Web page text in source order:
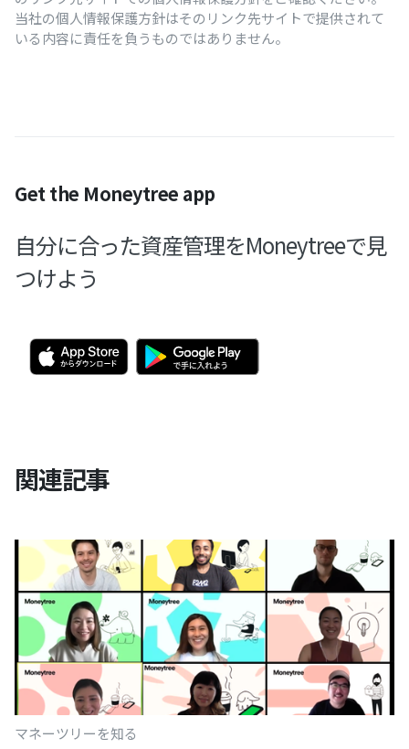
当社の個人情報保護方針はそのリンク先サイトで提供されて
いる内容に責任を負うものではありません。
Get the Moneytree app
自分に合った資産管理をMoneytreeで見
つけよう
関連記事
マネーツリーを知る